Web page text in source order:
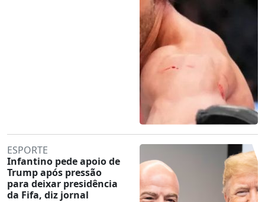
ESPORTE
Infantino pede apoio de
Trump após pressão
para deixar presidência
da Fifa, diz jornal